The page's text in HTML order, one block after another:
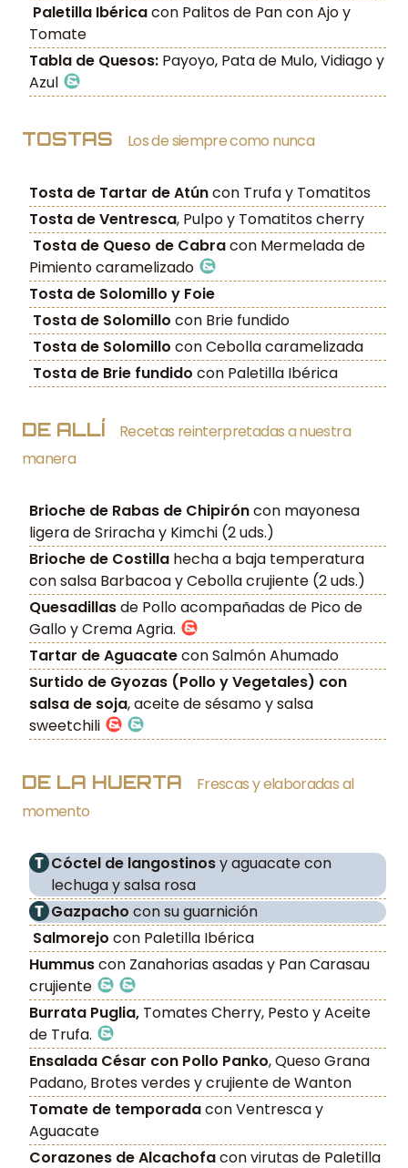
Paletilla Ibéricacon Palitos de Pan con Ajo y
Tomate
Tabla de Quesos: Payoyo, Pata de Mulo, Vidiago y
Azul
TOSTAS Los de siempre como nunca
Tosta de Tartar de Atúncon Trufa y Tomatitos
Tosta de Ventresca, Pulpo y Tomatitos cherry
Tosta de Queso de Cabracon Mermelada de
Pimiento caramelizado
Tosta de Solomillo y Foie
Tosta de Solomillo con Brie fundido
Tosta de Solomillo con Cebolla caramelizada
Tosta de Brie fundido con Paletilla Ibérica
DE ALLÍ
Recetas reinterpretadas a nuestra
manera
Brioche de Rabas de Chipiróncon mayonesa
ligera de Sriracha y Kimchi (2 uds.)
Brioche de Costilla hecha a baja temperatura
con salsa Barbacoa y Cebolla crujiente (2 uds.)
Quesadillasde Pollo acompañadas de Pico de
Gallo y Crema Agria.
Tartar de Aguacatecon Salmón Ahumado
Surtido de Gyozas (Pollo y Vegetales) con
salsa de soja, aceite de sésamo y salsa
sweetchili
DE LA HUERTA
Frescas y elaboradas al
momento
Cóctel de langostinosy aguacate con
lechuga y salsa rosa
Gazpacho con su guarnición
Salmorejo con Paletilla Ibérica
Hummuscon Zanahorias asadas y Pan Carasau
crujiente
Burrata Puglia, Tomates Cherry, Pesto y Aceite
de Trufa.
Ensalada César con Pollo Panko, Queso Grana
Padano, Brotes verdes y crujiente de Wanton
Tomate de temporadacon Ventresca y
Aguacate
Corazones de Alcachofacon virutas de Paletilla